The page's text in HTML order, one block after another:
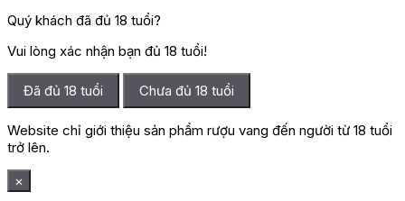
Quý khách đã đủ 18 tuổi?
Vui lòng xác nhận bạn đủ 18 tuổi!
Đã đủ 18 tuổi Chưa đủ 18 tuổi
Website chỉ giới thiệu sản phẩm rượu vang đến người từ 18 tuổi
trở lên.
×